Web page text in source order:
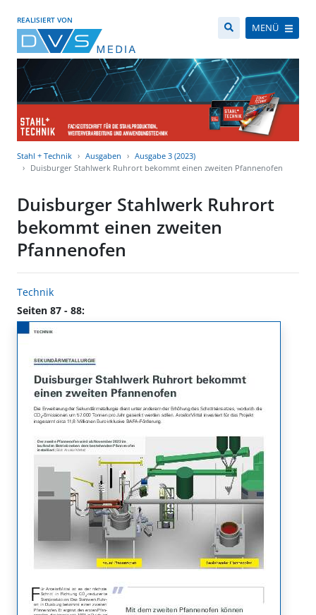
REALISIERT VON
MENÜ
Stahl + Technik Ausgaben
Ausgabe 3 (2023)
Duisburger Stahlwerk Ruhrort bekommt einen zweiten Pfannenofen
Duisburger Stahlwerk Ruhrort
bekommt einen zweiten
Pfannenofen
Technik
Seiten 87 - 88: